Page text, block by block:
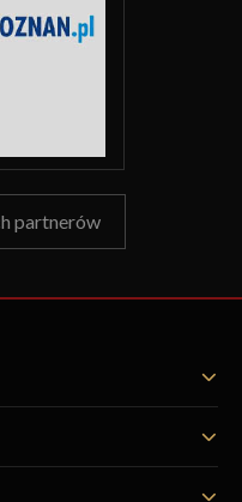
partnerów